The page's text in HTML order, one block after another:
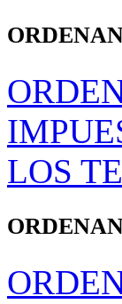
LOS